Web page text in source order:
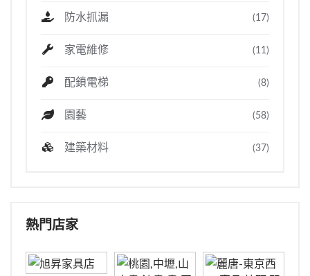
防水抓漏 (17)
家電維修 (11)
配鎖電梯 (8)
園藝 (58)
建築材料 (37)
熱門店家